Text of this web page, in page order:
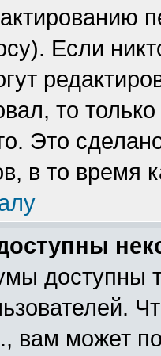
Если
то
Это
в то время
доступны
вам может